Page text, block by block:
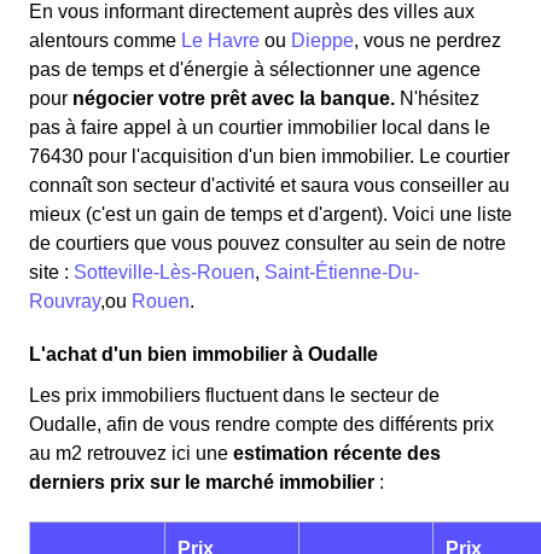
En vous informant directement auprès des villes aux
alentours comme Le Havre ou Dieppe, vous ne perdrez
pas de temps et d'énergie à sélectionner une agence
pour négocier votre prêt avec la banque. N'hésitez
pas à faire appel à un courtier immobilier local dans le
76430 pour l'acquisition d'un bien immobilier. Le courtier
connaît son secteur d'activité et saura vous conseiller au
mieux (c'est un gain de temps et d'argent). Voici une liste
de courtiers que vous pouvez consulter au sein de notre
site : Sotteville-Lès-Rouen, Saint-Étienne-Du-
Rouvray,ou Rouen.
L'achat d'un bien immobilier à Oudalle
Les prix immobiliers fluctuent dans le secteur de
Oudalle, afin de vous rendre compte des différents prix
au m2 retrouvez ici une estimation récente des
derniers prix sur le marché immobilier :
Prix
Prix